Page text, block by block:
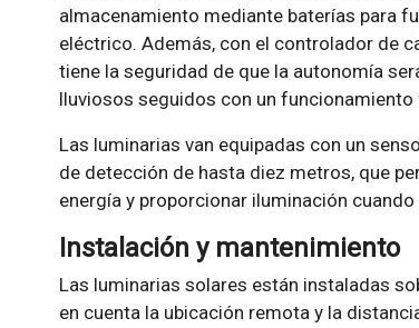
almacenamiento mediante baterías para
eléctrico. Además, con el controlador de
tiene la seguridad de que la autonomía
lluviosos seguidos con un funcionamiento
Las luminarias van equipadas con un
de detección de hasta diez metros, que
energía y proporcionar iluminación
Instalación y mantenimiento
Las luminarias solares están instaladas
en cuenta la ubicación remota y la